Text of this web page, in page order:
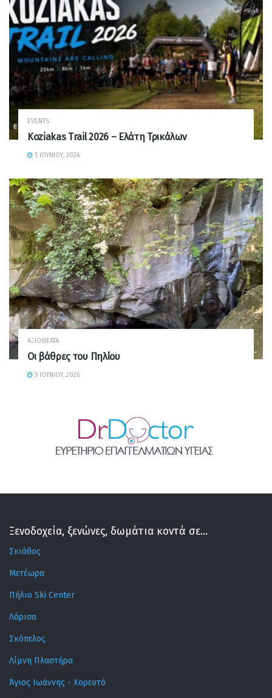
EVENTS
Koziakas Trail 2026 – Ελάτη Τρικάλων
5 ΙΟΥΝΊΟΥ, 2026
ΑΞΙΟΘΈΑΤΑ
Οι βάθρες του Πηλίου
3 ΙΟΥΝΊΟΥ, 2026
Ξενοδοχεία, ξενώνες, δωμάτια κοντά σε...
Σκιάθος
Μετέωρα
Πήλιο Ski Center
Λάρισα
Σκόπελος
Λίμνη Πλαστήρα
Άγιος Ιωάννης - Χορευτό